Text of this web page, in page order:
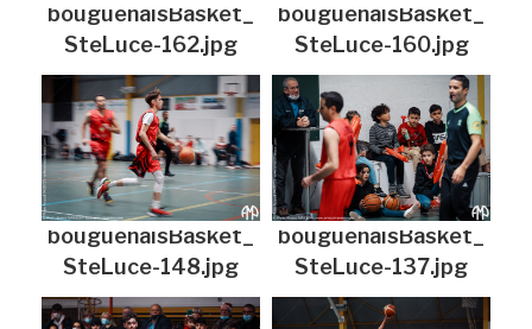
bouguenaisBasket_
SteLuce-162.jpg
bouguenaisBasket_
SteLuce-160.jpg
bouguenaisBasket_
SteLuce-148.jpg
bouguenaisBasket_
SteLuce-137.jpg